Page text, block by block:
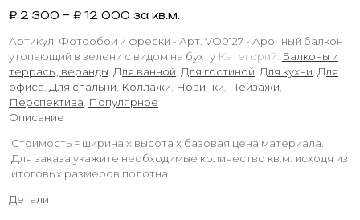
₽ 2 300 – ₽ 12 000 за кв.м.
Артикул: Фотообои и фрески - Арт. VO0127 - Арочный балкон
утопающий в зелени с видом на бухту Категорий: Балконы и
террасы, веранды, Для ванной, Для гостиной, Для кухни, Для
офиса, Для спальни, Коллажи, Новинки, Пейзажи,
Перспектива, Популярное
Описание
Стоимость = ширина х высота х базовая цена материала.
Для заказа укажите необходимые количество кв.м. исходя из
итоговых размеров полотна.
Детали